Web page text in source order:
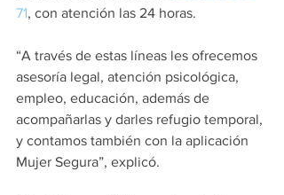
71, con atención las 24 horas.
“A través de estas líneas les ofrecemos
asesoría legal, atención psicológica,
empleo, educación, además de
acompañarlas y darles refugio temporal,
y contamos también con la aplicación
Mujer Segura”, explicó.